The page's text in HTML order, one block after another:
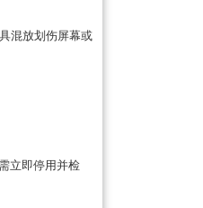
混放划伤屏幕或
立即停用并检